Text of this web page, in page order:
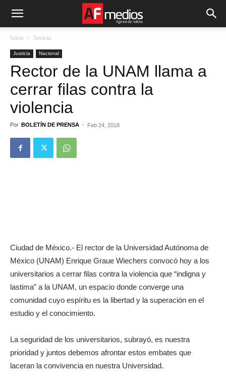
Inicio Justicia
Justicia Nacional
Rector de la UNAM llama a
cerrar filas contra la
violencia
Por BOLETÍN DE PRENSA - Feb 24, 2018
Ciudad de México.- El rector de la Universidad Autónoma de
México (UNAM) Enrique Graue Wiechers convocó hoy a los
universitarios a cerrar filas contra la violencia que “indigna y
lastima” a la UNAM, un espacio donde converge una
comunidad cuyo espíritu es la libertad y la superación en el
estudio y el conocimiento.
La seguridad de los universitarios, subrayó, es nuestra
prioridad y juntos debemos afrontar estos embates que
laceran la convivencia en nuestra Universidad.